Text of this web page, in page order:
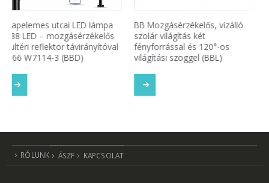
BB Mozgásérzékelős, vízálló
szolár világítás két
fényforrással és 120°-os
világítási szöggel (BBL)
FL-1725B napelemes fali COB
LED kültéri lámpa
mozgásérzékelős 3 világító
egységgel (BBV)
RÓLUNK ÁSZF KAPCSOLAT